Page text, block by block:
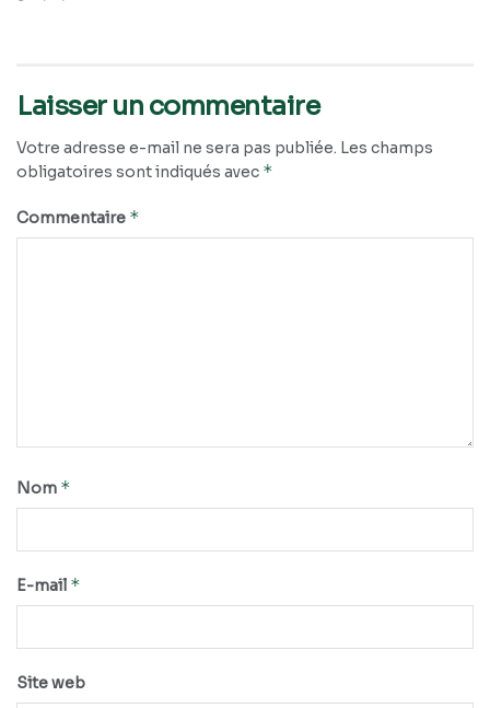
Laisser un commentaire
Votre adresse e-mail ne sera pas publiée. Les champs
obligatoires sont indiqués avec *
Commentaire *
Nom *
E-mail *
Site web